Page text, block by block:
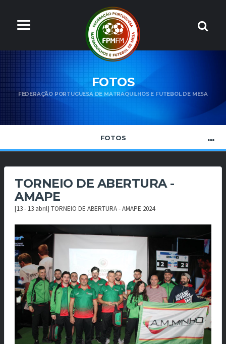
FOTOS
FEDERAÇÃO PORTUGUESA DE MATRAQUILHOS E FUTEBOL DE MESA
FOTOS
TORNEIO DE ABERTURA -
AMAPE
[13 - 13 abril] TORNEIO DE ABERTURA - AMAPE 2024